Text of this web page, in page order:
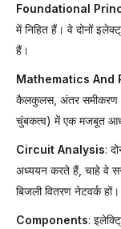
Foundational
में निहित हैं। वे दोनों
हैं।
Mathematics And
कैलकुलस, अंतर समीकरण
चुंबकत्व) में एक मजबूत
Circuit Analysis:
अध्ययन करते हैं, चाहे वे
बिजली वितरण नेटवर्क हों।
Components: